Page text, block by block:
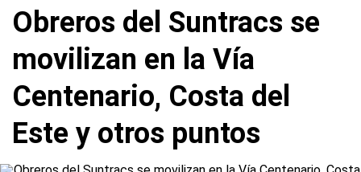
Obreros del Suntracs se
movilizan en la Vía
Centenario, Costa del
Este y otros puntos